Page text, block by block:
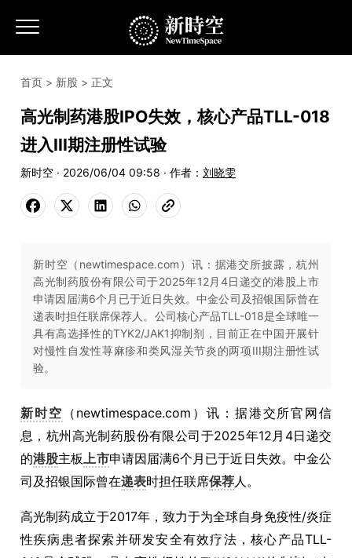
首页 > 新股 > 正文
高光制药港股IPO失效，核心产品TLL-018
进入III期注册性试验
新时空 · 2026/06/04 09:58 · 作者： 刘晓雯
新时空（newtimespace.com）讯：据港交所披露，杭州
高光制药股份有限公司于2025年12月4日递交的港股上市
申请因届满6个月已于近日失效。中金公司及招银国际曾在
递表时担任联席保荐人。公司核心产品TLL-018是全球唯一
具有高选择性的TYK2/JAK1抑制剂，目前正在中国开展针
对慢性自发性荨麻疹和类风湿关节炎的两项III期注册性试
验。
新时空 （newtimespace.com）讯：据港交所官网信
息，杭州高光制药股份有限公司于2025年12月4日递交
的港股主板上市申请因届满6个月已于近日失效。中金公
司及招银国际曾在递表时担任联席保荐人。
高光制药成立于2017年，致力于为全球自身免疫性/炎症
性疾病患者探索并研发安全有效疗法，核心产品TLL-